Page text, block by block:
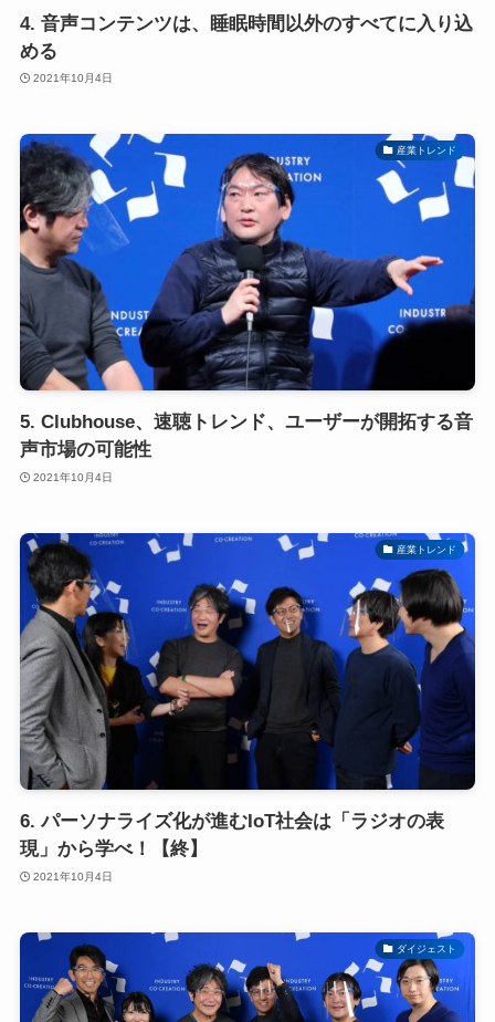
4. 音声コンテンツは、睡眠時間以外のすべてに入り込
める
2021年10月4日
産業トレンド
5. Clubhouse、速聴トレンド、ユーザーが開拓する音
声市場の可能性
2021年10月4日
産業トレンド
6. パーソナライズ化が進むIoT社会は「ラジオの表
現」から学べ！【終】
2021年10月4日
ダイジェスト